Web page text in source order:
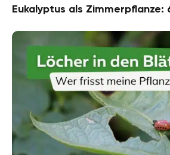
Eukalyptus als Zimmerpflanze: